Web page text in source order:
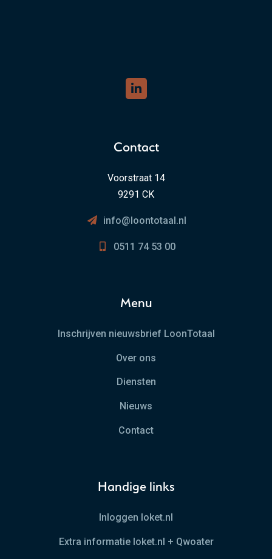
Contact
Voorstraat 14
9291 CK
info@loontotaal.nl
0511 74 53 00
Menu
Inschrijven nieuwsbrief LoonTotaal
Over ons
Diensten
Nieuws
Contact
Handige links
Inloggen loket.nl
Extra informatie loket.nl + Qwoater